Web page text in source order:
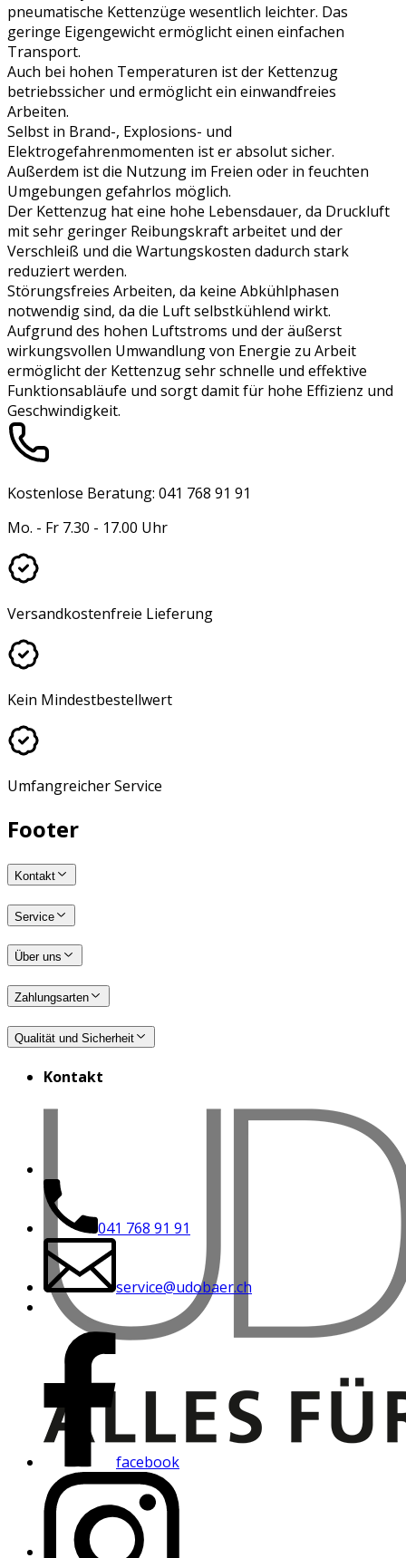
pneumatische Kettenzüge wesentlich leichter. Das
geringe Eigengewicht ermöglicht einen einfachen
Transport.
Auch bei hohen Temperaturen ist der Kettenzug
betriebssicher und ermöglicht ein einwandfreies
Arbeiten.
Selbst in Brand-, Explosions- und
Elektrogefahrenmomenten ist er absolut sicher.
Außerdem ist die Nutzung im Freien oder in feuchten
Umgebungen gefahrlos möglich.
Der Kettenzug hat eine hohe Lebensdauer, da Druckluft
mit sehr geringer Reibungskraft arbeitet und der
Verschleiß und die Wartungskosten dadurch stark
reduziert werden.
Störungsfreies Arbeiten, da keine Abkühlphasen
notwendig sind, da die Luft selbstkühlend wirkt.
Aufgrund des hohen Luftstroms und der äußerst
wirkungsvollen Umwandlung von Energie zu Arbeit
ermöglicht der Kettenzug sehr schnelle und effektive
Funktionsabläufe und sorgt damit für hohe Effizienz und
Geschwindigkeit.
Kostenlose Beratung: 041 768 91 91
Mo. - Fr 7.30 - 17.00 Uhr
Versandkostenfreie Lieferung
Kein Mindestbestellwert
Umfangreicher Service
Footer
Kontakt
Service
Über uns
Zahlungsarten
Qualität und Sicherheit
Kontakt
041 768 91 91
service@udobaer.ch
facebook